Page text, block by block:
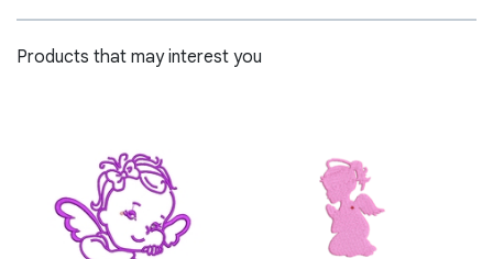
Products that may interest you